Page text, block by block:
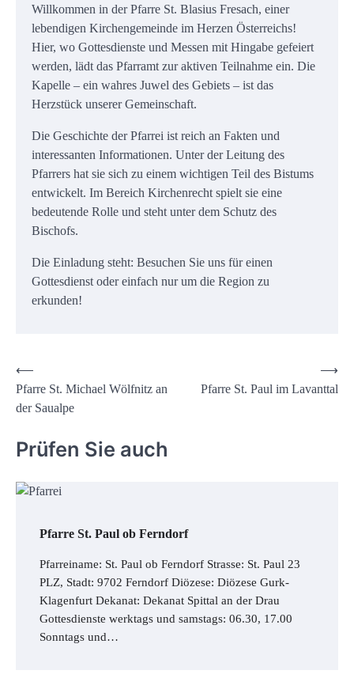
Willkommen in der Pfarre St. Blasius Fresach, einer
lebendigen Kirchengemeinde im Herzen Österreichs!
Hier, wo Gottesdienste und Messen mit Hingabe gefeiert
werden, lädt das Pfarramt zur aktiven Teilnahme ein. Die
Kapelle – ein wahres Juwel des Gebiets – ist das
Herzstück unserer Gemeinschaft.
Die Geschichte der Pfarrei ist reich an Fakten und
interessanten Informationen. Unter der Leitung des
Pfarrers hat sie sich zu einem wichtigen Teil des Bistums
entwickelt. Im Bereich Kirchenrecht spielt sie eine
bedeutende Rolle und steht unter dem Schutz des
Bischofs.
Die Einladung steht: Besuchen Sie uns für einen
Gottesdienst oder einfach nur um die Region zu
erkunden!
Beitrags-
Navigation
⟵
Pfarre St. Michael Wölfnitz an
der Saualpe
Pfarre St. Paul im Lavanttal
⟶
Prüfen Sie auch
Pfarre St. Paul ob Ferndorf
Pfarreiname: St. Paul ob Ferndorf Strasse: St. Paul 23
PLZ, Stadt: 9702 Ferndorf Diözese: Diözese Gurk-
Klagenfurt Dekanat: Dekanat Spittal an der Drau
Gottesdienste werktags und samstags: 06.30, 17.00
Sonntags und…